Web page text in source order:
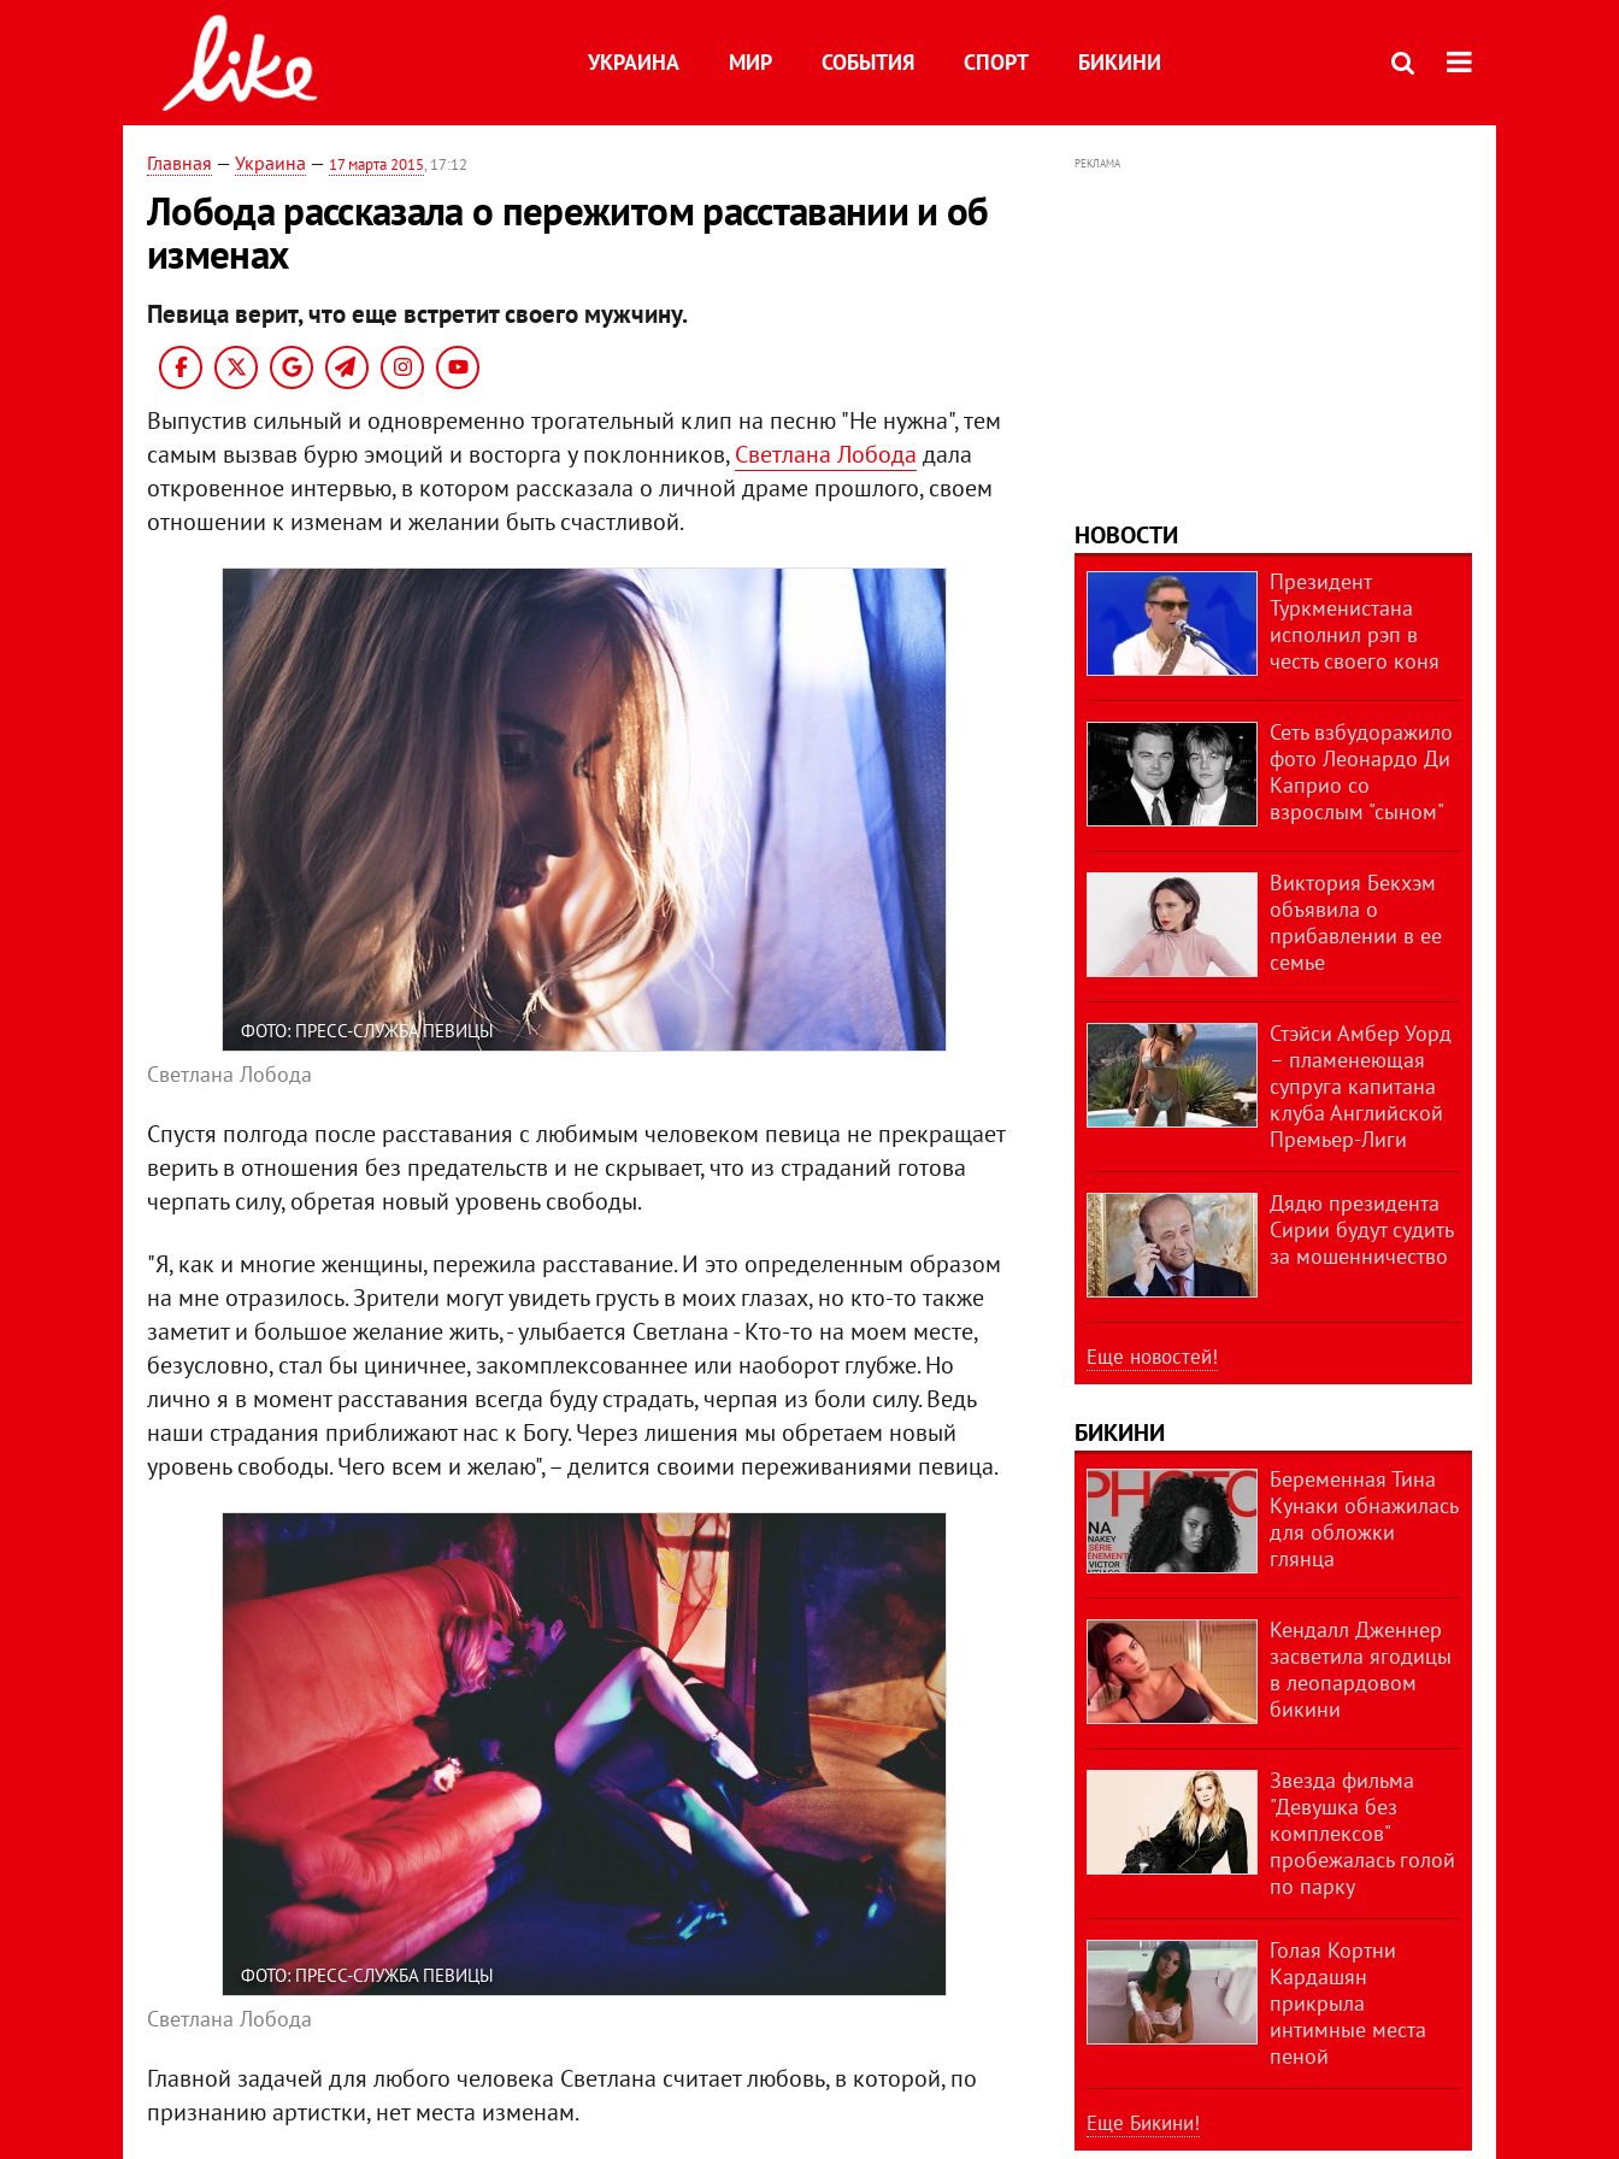
УКРАИНА МИР СОБЫТИЯ СПОРТ БИКИНИ
Главная — Украина — 17 марта 2015, 17:12
Лобода рассказала о пережитом расставании и об
изменах
Певица верит, что еще встретит своего мужчину.
Выпустив сильный и одновременно трогательный клип на песню "Не нужна", тем
самым вызвав бурю эмоций и восторга у поклонников,Светлана Лобода дала
откровенное интервью, в котором рассказала о личной драме прошлого, своем
отношении к изменам и желании быть счастливой.
ФОТО: ПРЕСС-СЛУЖБА ПЕВИЦЫ
Светлана Лобода
Спустя полгода после расставания с любимым человеком певица не прекращает
верить в отношения без предательств и не скрывает, что из страданий готова
черпать силу, обретая новый уровень свободы.
"Я, как и многие женщины, пережила расставание. И это определенным образом
на мне отразилось. Зрители могут увидеть грусть в моих глазах, но кто-то также
заметит и большое желание жить, - улыбается Светлана - Кто-то на моем месте,
безусловно, стал бы циничнее, закомплексованнее или наоборот глубже. Но
лично я в момент расставания всегда буду страдать, черпая из боли силу. Ведь
наши страдания приближают нас к Богу. Через лишения мы обретаем новый
уровень свободы. Чего всем и желаю", – делится своими переживаниями певица.
ФОТО: ПРЕСС-СЛУЖБА ПЕВИЦЫ
Светлана Лобода
Главной задачей для любого человека Светлана считает любовь, в которой, по
признанию артистки, нет места изменам.
РЕКЛАМА
НОВОСТИ
Президент
Туркменистана
исполнил рэп в
честь своего коня
Сеть взбудоражило
фото Леонардо Ди
Каприо со
взрослым "сыном"
Виктория Бекхэм
объявила о
прибавлении в ее
семье
Стэйси Амбер Уорд
– пламенеющая
супруга капитана
клуба Английской
Премьер-Лиги
Дядю президента
Сирии будут судить
за мошенничество
Еще новостей!
БИКИНИ
Беременная Тина
Кунаки обнажилась
для обложки
глянца
Кендалл Дженнер
засветила ягодицы
в леопардовом
бикини
Звезда фильма
"Девушка без
комплексов"
пробежалась голой
по парку
Голая Кортни
Кардашян
прикрыла
интимные места
пеной
Еще Бикини!